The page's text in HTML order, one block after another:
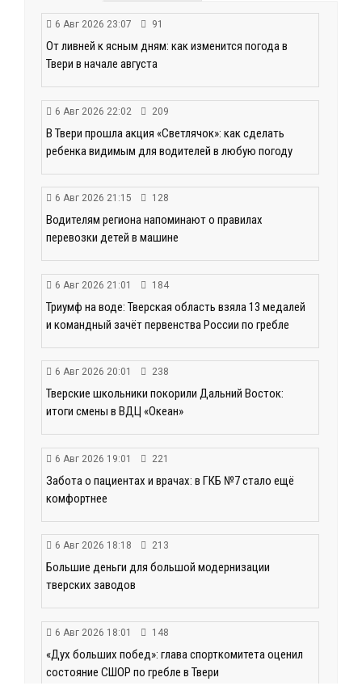
6 Авг 2026 23:07 91
От ливней к ясным дням: как изменится погода в
Твери в начале августа
6 Авг 2026 22:02 209
В Твери прошла акция «Светлячок»: как сделать
ребенка видимым для водителей в любую погоду
6 Авг 2026 21:15 128
Водителям региона напоминают о правилах
перевозки детей в машине
6 Авг 2026 21:01 184
Триумф на воде: Тверская область взяла 13 медалей
и командный зачёт первенства России по гребле
6 Авг 2026 20:01 238
Тверские школьники покорили Дальний Восток:
итоги смены в ВДЦ «Океан»
6 Авг 2026 19:01 221
Забота о пациентах и врачах: в ГКБ №7 стало ещё
комфортнее
6 Авг 2026 18:18 213
Большие деньги для большой модернизации
тверских заводов
6 Авг 2026 18:01 148
«Дух больших побед»: глава спорткомитета оценил
состояние СШОР по гребле в Твери